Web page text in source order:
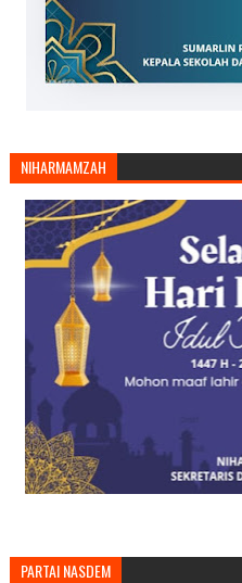
NIHARMAMZAH
PARTAI NASDEM